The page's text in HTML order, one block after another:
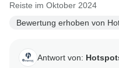
Reiste im Oktober 2024
Bewertung erhoben von
Antwort von: